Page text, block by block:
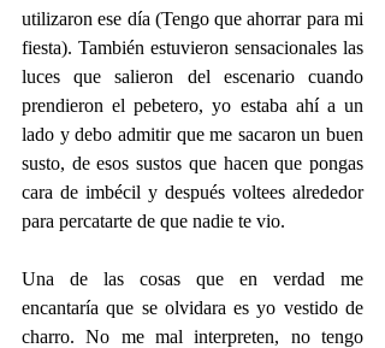
utilizaron ese día (Tengo que ahorrar para mi
fiesta). También estuvieron sensacionales las
luces que salieron del escenario cuando
prendieron el pebetero, yo estaba ahí a un
lado y debo admitir que me sacaron un buen
susto, de esos sustos que hacen que pongas
cara de imbécil y después voltees alrededor
para percatarte de que nadie te vio.
Una de las cosas que en verdad me
encantaría que se olvidara es yo vestido de
charro. No me mal interpreten, no tengo